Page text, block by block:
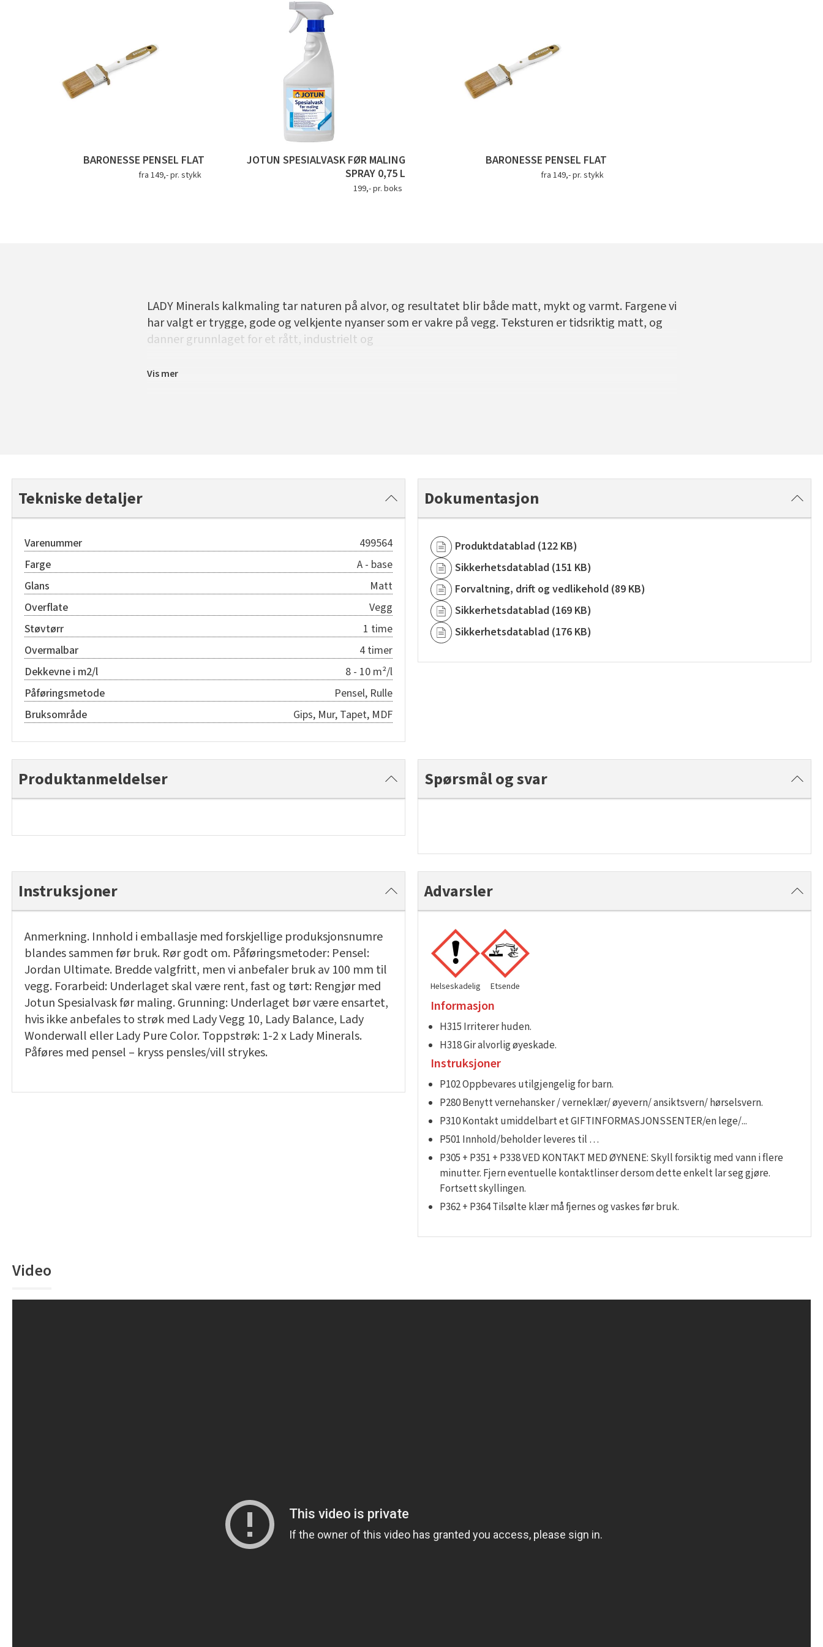
BARONESSE PENSEL FLAT
fra 149,- pr. stykk
JOTUN SPESIALVASK FØR MALING
SPRAY 0,75 L
199,- pr. boks
BARONESSE PENSEL FLAT
fra 149,- pr. stykk
LADY Minerals kalkmaling tar naturen på alvor, og resultatet blir både matt, mykt og varmt. Fargene vi
har valgt er trygge, gode og velkjente nyanser som er vakre på vegg. Teksturen er tidsriktig matt, og
danner grunnlaget for et rått, industrielt og
Vis mer
Tekniske detaljer
Varenummer
499564
Farge
A - base
Glans
Matt
Overflate
Vegg
Støvtørr
1 time
Overmalbar
4 timer
Dekkevne i m2/l
8 - 10 m²/l
Påføringsmetode
Pensel, Rulle
Bruksområde
Gips, Mur, Tapet, MDF
Dokumentasjon
Produktdatablad (122 KB)
Sikkerhetsdatablad (151 KB)
Forvaltning, drift og vedlikehold (89 KB)
Sikkerhetsdatablad (169 KB)
Sikkerhetsdatablad (176 KB)
Produktanmeldelser Spørsmål og svar
Instruksjoner
Anmerkning. Innhold i emballasje med forskjellige produksjonsnumre
blandes sammen før bruk. Rør godt om. Påføringsmetoder: Pensel:
Jordan Ultimate. Bredde valgfritt, men vi anbefaler bruk av 100 mm til
vegg. Forarbeid: Underlaget skal være rent, fast og tørt: Rengjør med
Jotun Spesialvask før maling. Grunning: Underlaget bør være ensartet,
hvis ikke anbefales to strøk med Lady Vegg 10, Lady Balance, Lady
Wonderwall eller Lady Pure Color. Toppstrøk: 1-2 x Lady Minerals.
Påføres med pensel – kryss pensles/vill strykes.
Advarsler
Helseskadelig Etsende
Informasjon
H315 Irriterer huden.
H318 Gir alvorlig øyeskade.
Instruksjoner
P102 Oppbevares utilgjengelig for barn.
P280 Benytt vernehansker / verneklær/ øyevern/ ansiktsvern/ hørselsvern.
P310 Kontakt umiddelbart et GIFTINFORMASJONSSENTER/en lege/...
P501 Innhold/beholder leveres til …
P305 + P351 + P338 VED KONTAKT MED ØYNENE: Skyll forsiktig med vann i flere
minutter. Fjern eventuelle kontaktlinser dersom dette enkelt lar seg gjøre.
Fortsett skyllingen.
P362 + P364 Tilsølte klær må fjernes og vaskes før bruk.
Video